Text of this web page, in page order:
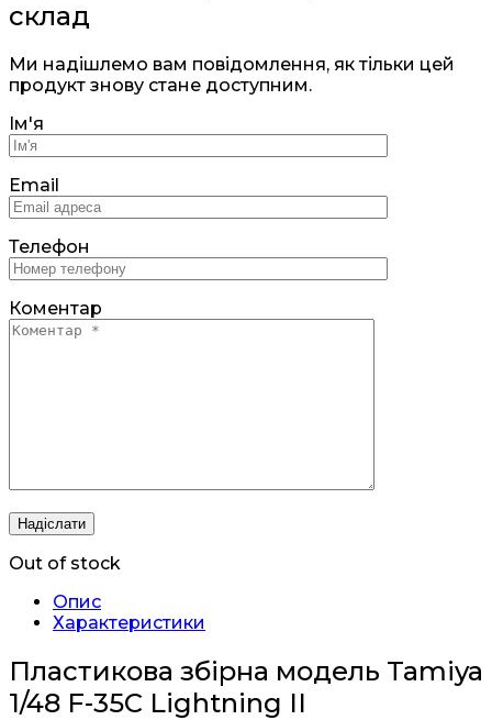
склад
Ми надішлемо вам повідомлення, як тільки цей
продукт знову стане доступним.
Ім'я
Email
Телефон
Коментар
Out of stock
Опис
Характеристики
Пластикова збірна модель Tamiya
1/48 F-35C Lightning II